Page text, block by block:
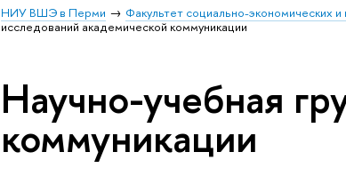
НИУ ВШЭ в Перми Факультет социально-экономических
исследований академической коммуникации
Научно-учебная
коммуникации